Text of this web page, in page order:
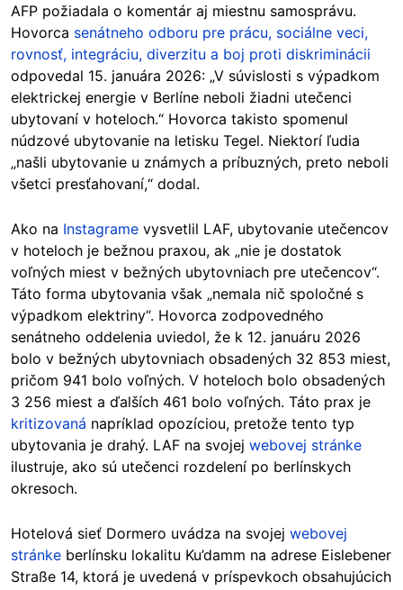
AFP požiadala o komentár aj miestnu samosprávu.
Hovorca senátneho odboru pre prácu, sociálne veci,
rovnosť, integráciu, diverzitu a boj proti diskriminácii
odpovedal 15. januára 2026: „V súvislosti s výpadkom
elektrickej energie v Berlíne neboli žiadni utečenci
ubytovaní v hoteloch.“ Hovorca takisto spomenul
núdzové ubytovanie na letisku Tegel. Niektorí ľudia
„našli ubytovanie u známych a príbuzných, preto neboli
všetci presťahovaní,“ dodal.
Ako na Instagrame vysvetlil LAF, ubytovanie utečencov
v hoteloch je bežnou praxou, ak „nie je dostatok
voľných miest v bežných ubytovniach pre utečencov“.
Táto forma ubytovania však „nemala nič spoločné s
výpadkom elektriny“. Hovorca zodpovedného
senátneho oddelenia uviedol, že k 12. januáru 2026
bolo v bežných ubytovniach obsadených 32 853 miest,
pričom 941 bolo voľných. V hoteloch bolo obsadených
3 256 miest a ďalších 461 bolo voľných. Táto prax je
kritizovaná napríklad opozíciou, pretože tento typ
ubytovania je drahý. LAF na svojej webovej stránke
ilustruje, ako sú utečenci rozdelení po berlínskych
okresoch.
Hotelová sieť Dormero uvádza na svojej webovej
stránke berlínsku lokalitu Ku’damm na adrese Eislebener
Straße 14, ktorá je uvedená v príspevkoch obsahujúcich